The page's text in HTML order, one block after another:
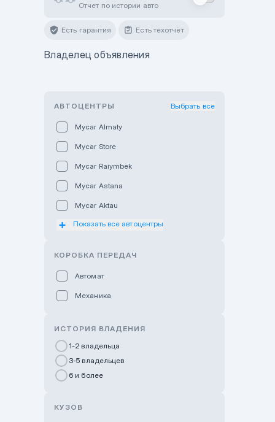
Отчет по истории авто
Есть гарантия Есть техотчёт
Владелец объявления
АВТОЦЕНТРЫ Выбрать все
Mycar Almaty
Mycar Store
Mycar Raiymbek
Mycar Astana
Mycar Aktau
Mycar Uralsk
GWM Nurly Zhol
Chery Astana
Показать все автоцентры
КОРОБКА ПЕРЕДАЧ
Автомат
Механика
ИСТОРИЯ ВЛАДЕНИЯ
1-2 владельца
3-5 владельцев
6 и более
КУЗОВ